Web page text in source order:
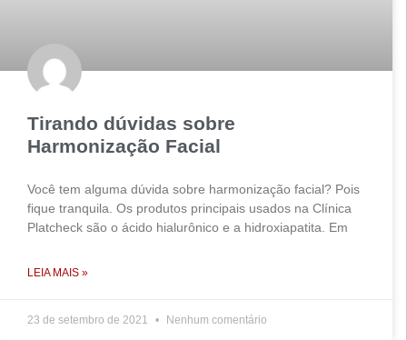
Tirando dúvidas sobre
Harmonização Facial
Você tem alguma dúvida sobre harmonização facial? Pois
fique tranquila. Os produtos principais usados na Clínica
Platcheck são o ácido hialurônico e a hidroxiapatita. Em
LEIA MAIS »
23 de setembro de 2021 Nenhum comentário